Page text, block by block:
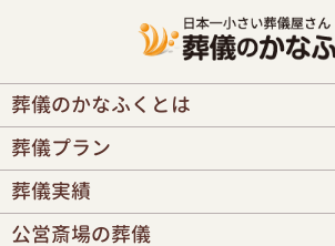
葬儀のかなふくとは
葬儀プラン
葬儀実績
公営斎場の葬儀